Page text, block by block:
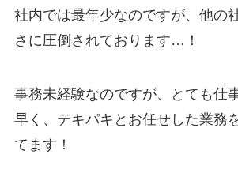
社内では最年少なのですが、他の
さに圧倒されております…！
事務未経験なのですが、とても仕
早く、テキパキとお任せした業務
てます！